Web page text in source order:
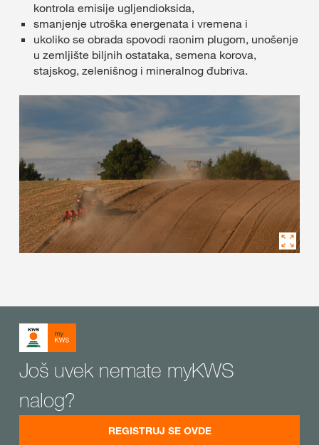
kontrola emisije ugljendioksida,
smanjenje utroška energenata i vremena i
ukoliko se obrada spovodi raonim plugom, unošenje
u zemljište biljnih ostataka, semena korova,
stajskog, zelenišnog i mineralnog đubriva.
Još uvek nemate myKWS
nalog?
REGISTRUJ SE OVDE